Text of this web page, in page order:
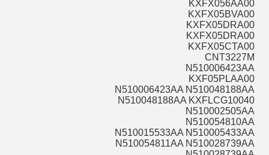
KXFX056AA00
KXFX05BVA00
KXFX05DRA00
KXFX05DRA00
KXFX05CTA00
CNT3227M
N510006423AA
KXF05PLAA00
N510006423AA N510048188AA
N510048188AA KXFLCG10040
N510002505AA
N510054810AA
N510015533AA N510005433AA
N510054811AA N510028739AA